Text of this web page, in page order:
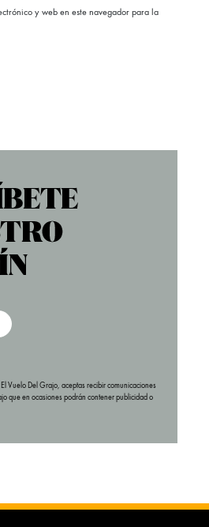
y web en este navegador para la
Vuelo Del Grajo, aceptas recibir comunicaciones
que en ocasiones podrán contener publicidad o